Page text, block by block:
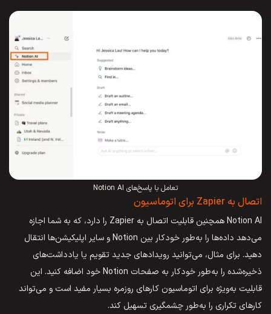
تعامل با پاسخ‌های Notion AI
اتصال به Zapier برای اتوماسیون
Notion AI همچنین قابلیت اتصال به Zapier را دارد، که به شما اجازه
می‌دهد داده‌ها را به‌طور خودکار بین Notion و سایر اپلیکیشن‌ها انتقال
دهید. برای مثال، می‌توانید رویدادهای جدید تقویم یا یادداشت‌های
ذخیره‌شده را به‌طور خودکار به صفحات Notion خود اضافه کنید. این
قابلیت به‌ویژه برای اتوماسیون کارهای روزمره بسیار مفید است و می‌تواند
کارهای تکراری را به‌طور چشمگیری تسهیل کند.